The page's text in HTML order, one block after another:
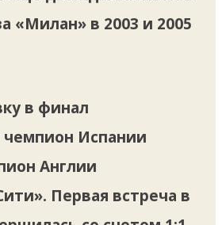
«Милан» в 2003 и 2005
в финал
Испании
Англии
Первая встреча в